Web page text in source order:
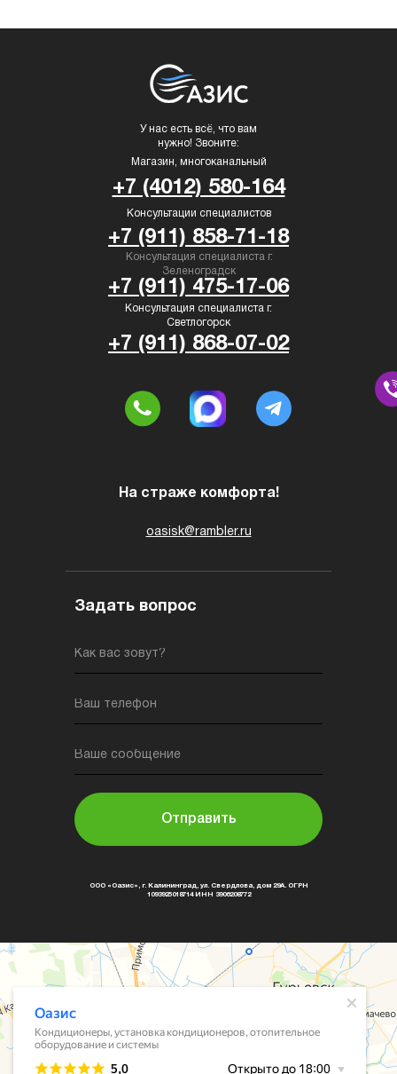
Как вас зовут?
Ваш телефон
Ваше сообщение
Отправить
oasisk@rambler.ru
У нас есть всё, что вам
нужно! Звоните:
На страже комфорта!
Магазин, многоканальный
Консультация специалиста г.
Светлогорск
Консультация специалиста г.
Зеленоградск
Консультации специалистов
+7 (911) 858-71-18
+7 (911) 475-17-06
+7 (911) 868-07-02
+7 (4012) 580-164
Задать вопрос
ООО «Оазис», г. Калининград, ул. Свердлова, дом 29А. ОГРН
1093925018714 ИНН 3906208772